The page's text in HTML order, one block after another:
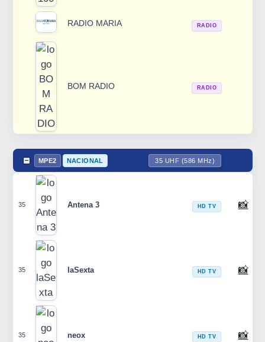
RADIO MARIA RADIO
BOM RADIO RADIO
MPE2 NACIONAL 35 UHF (586 MHz)
35 Antena 3 HD TV 📸
35 laSexta HD TV 📸
35 neox HD TV 📸